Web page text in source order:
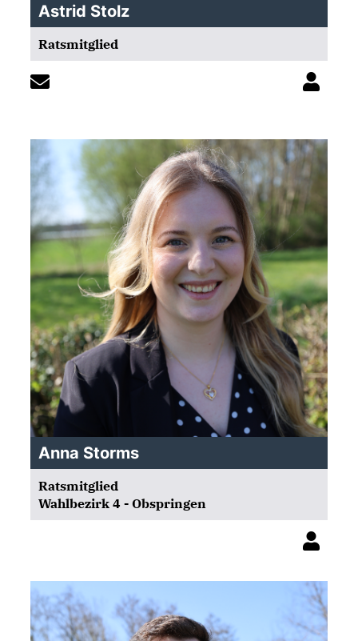
Astrid Stolz
Ratsmitglied
Anna Storms
Ratsmitglied
Wahlbezirk 4 - Obspringen